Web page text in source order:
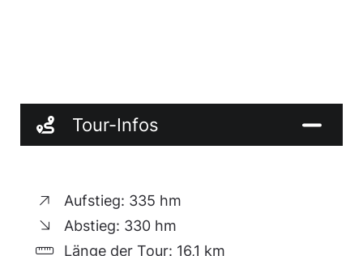
Staatsbad. Vom Bahnhof sind es 300 Meter
entlang der Bahnhofstraße zum Rathaus, an
führt durch die Hauptstraße in die Badstraße
zum Alexander-von-Humboldt-Haus. Der
berühmte Naturforscher wohnte hier von 1792
Tour-Infos
Aufstieg: 335 hm
Abstieg: 330 hm
Länge der Tour: 16,1 km